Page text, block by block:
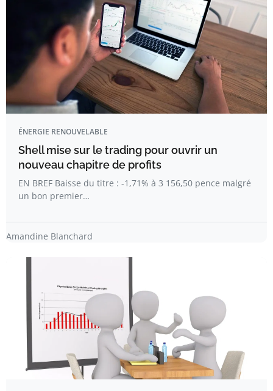
ÉNERGIE RENOUVELABLE
Shell mise sur le trading pour ouvrir un
nouveau chapitre de profits
EN BREF Baisse du titre : -1,71% à 3 156,50 pence malgré
un bon premier…
Amandine Blanchard